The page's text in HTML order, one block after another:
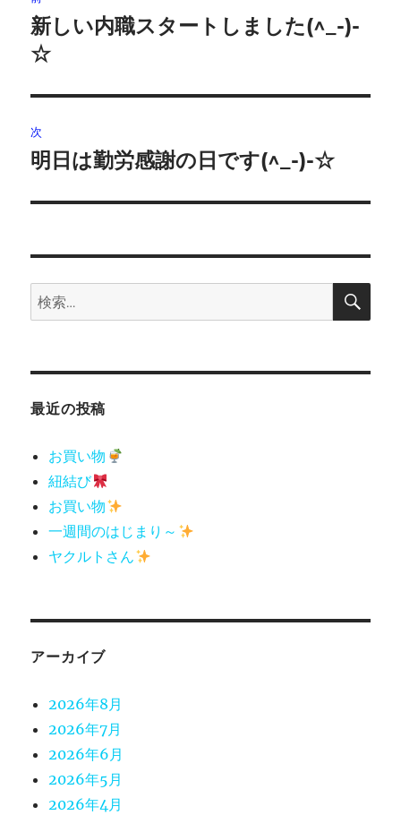
稿
ナ
ビ
ゲ
ー
シ
ン
前
の
稿:
新しい内職スタートしました(^_-)-
☆
次
次
投
明日は勤労感謝の日です(^_-)-☆
検
索:
検
最近の投稿
お買い物
紐結び
お買い物
一週間のはじまり～
ヤクルトさん
アーカイブ
2026年8月
2026年7月
2026年6月
2026年5月
2026年4月